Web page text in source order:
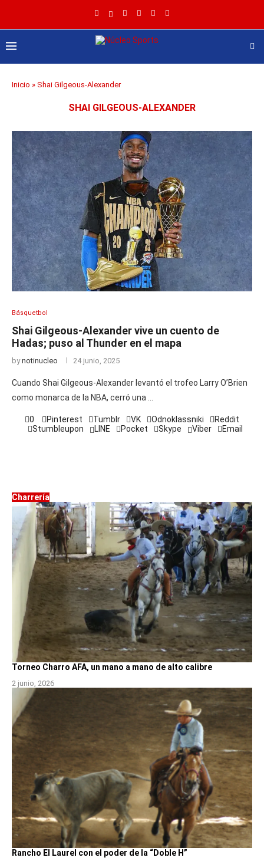
Inicio » Shai Gilgeous-Alexander
SHAI GILGEOUS-ALEXANDER
Básquetbol
Shai Gilgeous-Alexander vive un cuento de
Hadas; puso al Thunder en el mapa
bynotinucleo 24 junio, 2025
Cuando Shai Gilgeous-Alexander levantó el trofeo Larry O’Brien
como monarca de la NBA, cerró una …
0 Pinterest Tumblr VK Odnoklassniki
Reddit
Stumbleupon
LINE Pocket Skype Viber Email
Charrería
Torneo Charro AFA, un mano a mano de alto calibre
2 junio, 2026
Rancho El Laurel con el poder de la “Doble H”